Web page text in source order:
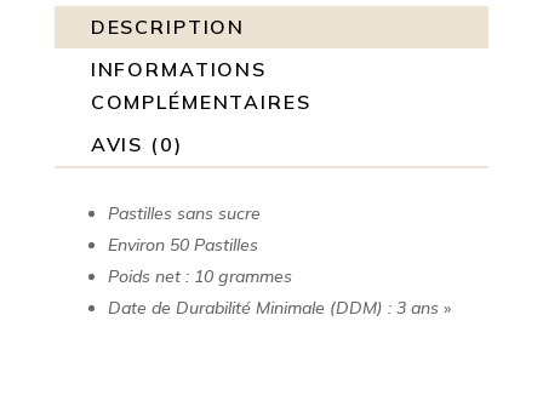
DESCRIPTION
INFORMATIONS
COMPLÉMENTAIRES
AVIS (0)
Pastilles sans sucre
Environ 50 Pastilles
Poids net : 10 grammes
Date de Durabilité Minimale (DDM) : 3 ans»